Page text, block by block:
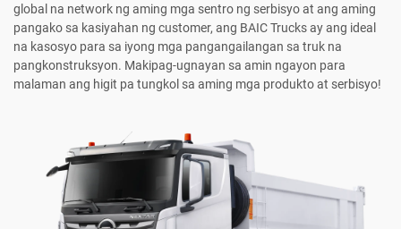
global na network ng aming mga sentro ng serbisyo at ang aming
pangako sa kasiyahan ng customer, ang BAIC Trucks ay ang ideal
na kasosyo para sa iyong mga pangangailangan sa truk na
pangkonstruksyon. Makipag-ugnayan sa amin ngayon para
malaman ang higit pa tungkol sa aming mga produkto at serbisyo!